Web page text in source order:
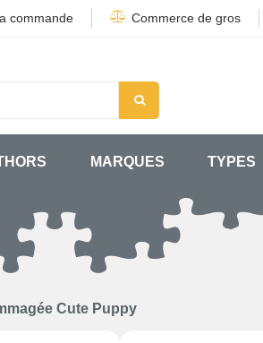
commande Commerce de gros
MARQUES TYPES
Cute Puppy